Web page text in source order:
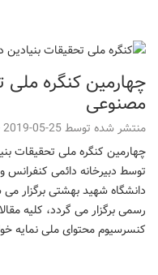
چهارمین کنگره
مصنوعی
منتشر شده توسط2019-05-25
توسط دبیرخانه دائمی
دانشگاه شهید بهشتی برگزار
رسمی برگزار می گردد، کلیه
کنسرسیوم محتوای ملی نمایه